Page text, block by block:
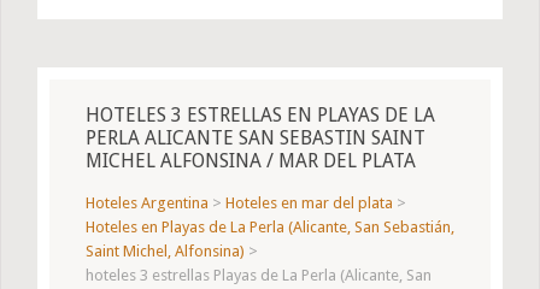
HOTELES 3 ESTRELLAS EN PLAYAS DE LA
PERLA ALICANTE SAN SEBASTIN SAINT
MICHEL ALFONSINA / MAR DEL PLATA
Hoteles Argentina > Hoteles en mar del plata >
Hoteles en Playas de La Perla (Alicante, San Sebastián,
Saint Michel, Alfonsina) >
hoteles 3 estrellas Playas de La Perla (Alicante, San